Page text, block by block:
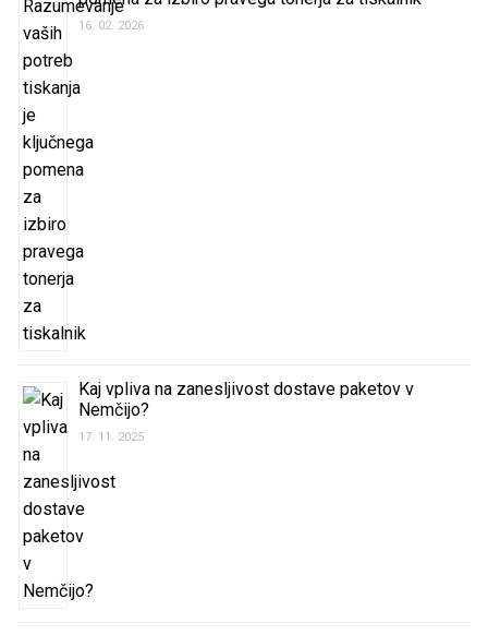
16. 02. 2026
Kaj vpliva na zanesljivost dostave paketov v
Nemčijo?
17. 11. 2025